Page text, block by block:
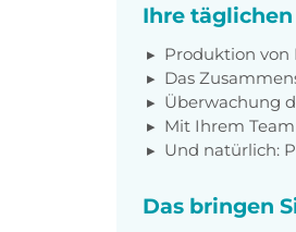
Ihre
Produktion von
Das
Überwachung
Mit Ihrem
Und natürlich:
Das bringen